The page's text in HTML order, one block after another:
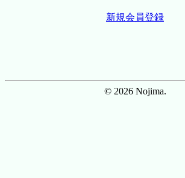
新規会員登録
© 2026 Nojima.